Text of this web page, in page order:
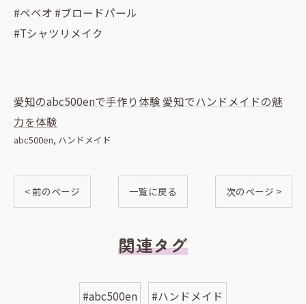
#ペベオ #ブロードパール
#Tシャツリメイク
愛知のabc500enで手作り体験 愛知でハンドメイドの魅
力を体験
abc500en ハンドメイド
< 前のページ 一覧に戻る 次のページ >
関連タグ
#abc500en #ハンドメイド